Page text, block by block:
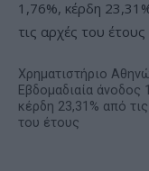
Χρηματιστήριο
Εβδομαδιαία άνοδος
κέρδη 23,31% από
του έτους